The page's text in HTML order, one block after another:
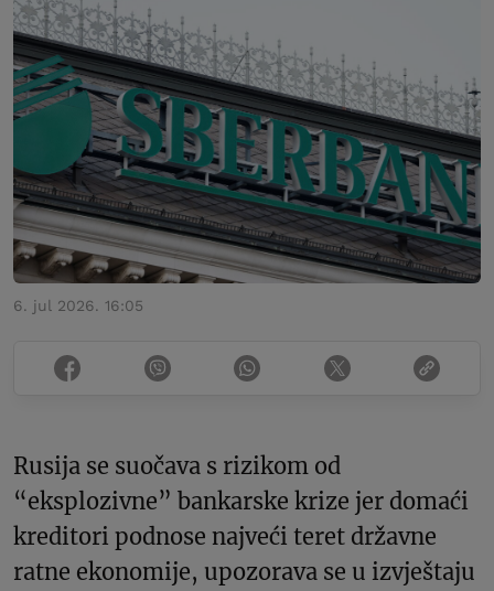
6. jul 2026. 16:05
Rusija se suočava s rizikom od
“eksplozivne” bankarske krize jer domaći
kreditori podnose najveći teret državne
ratne ekonomije, upozorava se u izvještaju